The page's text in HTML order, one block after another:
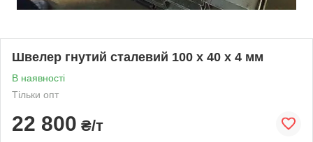
Швелер гнутий сталевий 100 х 40 х 4 мм
В наявності
Тільки опт
22 800 ₴/т